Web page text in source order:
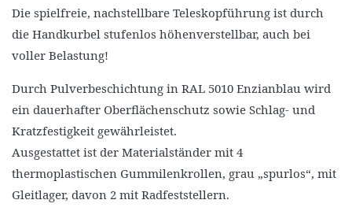
Die spielfreie, nachstellbare Teleskopführung ist durch
die Handkurbel stufenlos höhenverstellbar, auch bei
voller Belastung!
Durch Pulverbeschichtung in RAL 5010 Enzianblau wird
ein dauerhafter Oberflächenschutz sowie Schlag- und
Kratzfestigkeit gewährleistet.
Ausgestattet ist der Materialständer mit 4
thermoplastischen Gummilenkrollen, grau „spurlos“, mit
Gleitlager, davon 2 mit Radfeststellern.